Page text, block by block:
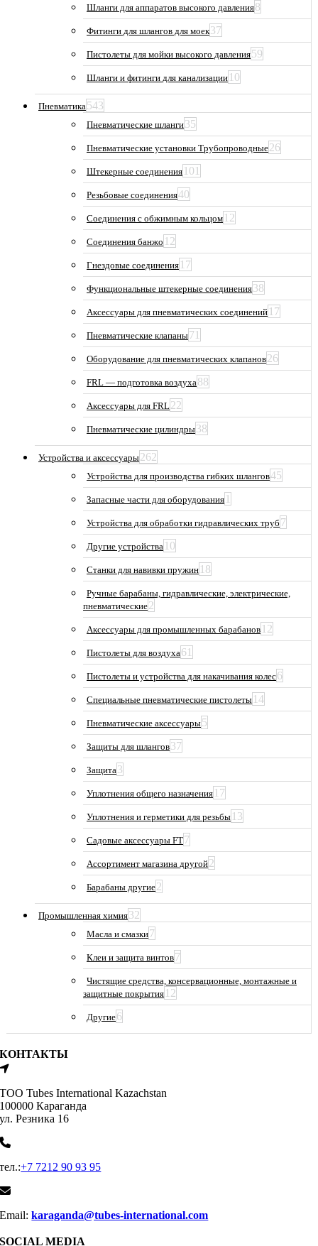
Шланги для аппаратов высокого давления8
Фитинги для шлангов для моек37
Пистолеты для мойки высокого давления59
Шланги и фитинги для канализации 10
Пневматика543
Пневматические шланги35
Пневматические установки Трубопроводные26
Штекерные соединения 101
Резьбовые соединения40
Соединения с обжимным кольцом 12
Соединения банжо 12
Гнездовые соединения 17
Функциональные штекерные соединения38
Аксессуары для пневматических соединений 17
Пневматические клапаны71
Оборудование для пневматических клапанов26
FRL — подготовка воздуха88
Аксессуары для FRL22
Пневматические цилиндры38
Устройства и аксессуары262
Устройства для производства гибких шлангов45
Запасные части для оборудования 1
Устройства для обработки гидравлических труб 7
Другие устройства 10
Станки для навивки пружин 18
Ручные барабаны, гидравлические, электрические,
пневматические2
Аксессуары для промышленных барабанов 12
Пистолеты для воздуха61
Пистолеты и устройства для накачивания колес6
Специальные пневматические пистолеты 14
Пневматические аксессуары5
Защиты для шлангов37
Защита3
Уплотнения общего назначения 17
Уплотнения и герметики для резьбы 13
Садовые аксессуары FT7
Ассортимент магазина другой2
Барабаны другие2
Промышленная химия32
Масла и смазки7
Клеи и защита винтов7
Чистящие средства, консервационные, монтажные и
защитные покрытия 12
Другие6
КОНТАКТЫ
ТОО Tubes International Kazachstan
100000 Караганда
ул. Резника 16
тел.:+7 7212 90 93 95
Email:karaganda@tubes-international.com
SOCIAL MEDIA